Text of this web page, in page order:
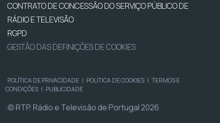
CONTRATO DE CONCESSÃO DO SERVIÇO PÚBLICO DE
RÁDIO E TELEVISÃO
RGPD
GESTÃO DAS DEFINIÇÕES DE COOKIES
POLÍTICA DE PRIVACIDADE | POLÍTICA DE COOKIES | TERMOS E
CONDIÇÕES | PUBLICIDADE
© RTP, Rádio e Televisão de Portugal 2026